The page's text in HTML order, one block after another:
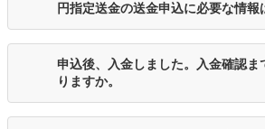
円指定送金の送金申込に必要な情報
申込後、入金しました。入金確認ま
りますか。